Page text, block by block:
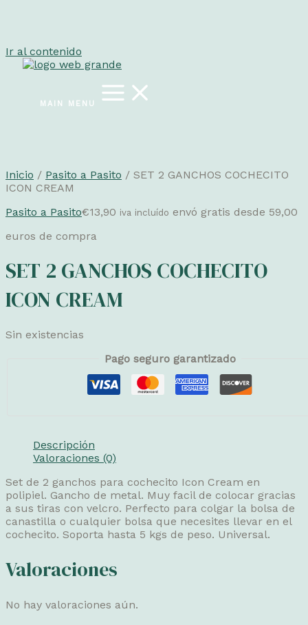
Ir al contenido
MAIN MENU
Inicio / Pasito a Pasito / SET 2 GANCHOS COCHECITO
ICON CREAM
Pasito a Pasito€13,90 iva incluído envó gratis desde 59,00
euros de compra
SET 2 GANCHOS COCHECITO
ICON CREAM
Sin existencias
Pago seguro garantizado
Descripción
Valoraciones (0)
Set de 2 ganchos para cochecito Icon Cream en
polipiel. Gancho de metal. Muy facil de colocar gracias
a sus tiras con velcro. Perfecto para colgar la bolsa de
canastilla o cualquier bolsa que necesites llevar en el
cochecito. Soporta hasta 5 kgs de peso. Universal.
Valoraciones
No hay valoraciones aún.